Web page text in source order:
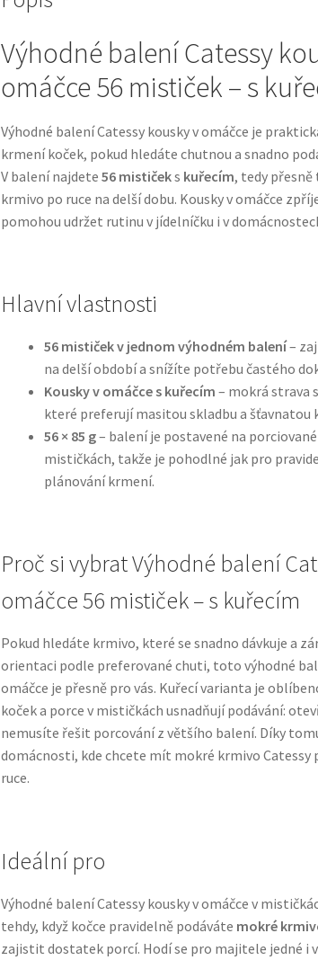
Výhodné balení Catessy
omáčce 56 mističek – s
Výhodné balení Catessy kousky v omáčce je
krmení koček, pokud hledáte chutnou a snadno
V balení najdete 56 mističeks kuřecím, tedy
krmivo po ruce na delší dobu. Kousky v omáčce
pomohou udržet rutinu v jídelníčku i v
Hlavní vlastnosti
56 mističek v jednom výhodném balení–
na delší období a snížíte potřebu častého
Kousky v omáčce s kuřecím – mokrá strava
které preferují masitou skladbu a šťavnatou
56 × 85 g– balení je postavené na
mističkách, takže je pohodlné jak pro
plánování krmení.
Proč si vybrat Výhodné balení
omáčce 56 mističek – s kuřecím
Pokud hledáte krmivo, které se snadno dávkuje a
orientaci podle preferované chuti, toto výhodné
omáčce je přesně pro vás. Kuřecí varianta je
koček a porce v mističkách usnadňují podávání:
nemusíte řešit porcování z většího balení. Díky
domácnosti, kde chcete mít mokré krmivo Catessy
ruce.
Ideální pro
Výhodné balení Catessy kousky v omáčce v
tehdy, když kočce pravidelně podáváte mokré
zajistit dostatek porcí. Hodí se pro majitele jedné i